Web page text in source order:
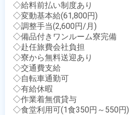
◇給料前払い制度あり
◇変動基本給(61,800円)
◇調整手当(2,600円/月)
◇備品付きワンルーム寮完備
◇赴任旅費会社負担
◇寮から無料送迎あり
◇交通費支給
◇自転車通勤可
◇有給休暇
◇作業着無償貸与
◇食堂利用可(1食350円～550円)